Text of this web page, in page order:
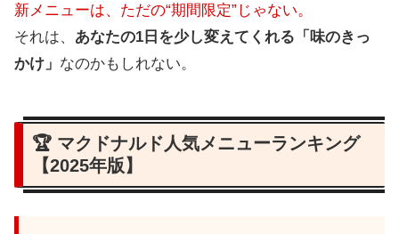
新メニューは、ただの“期間限定”じゃない。
それは、 あなたの1日を少し変えてくれる「味のきっ
かけ」 なのかもしれない。
🏆 マクドナルド人気メニューランキング
【2025年版】